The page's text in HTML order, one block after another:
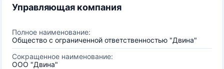
Управляющая компания
Полное наименование:
Общество с ограниченной ответственностью "Двина"
Сокращенное наименование:
ООО "Двина"